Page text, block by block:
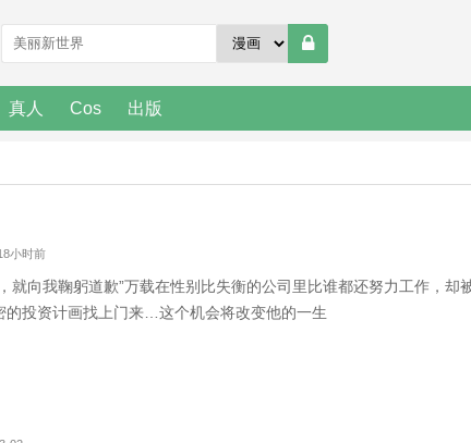
真人 Cos 出版
小时前
就向我鞠躬道歉”万载在性别比失衡的公司里比谁都还努力工作，却
的投资计画找上门来…这个机会将改变他的一生